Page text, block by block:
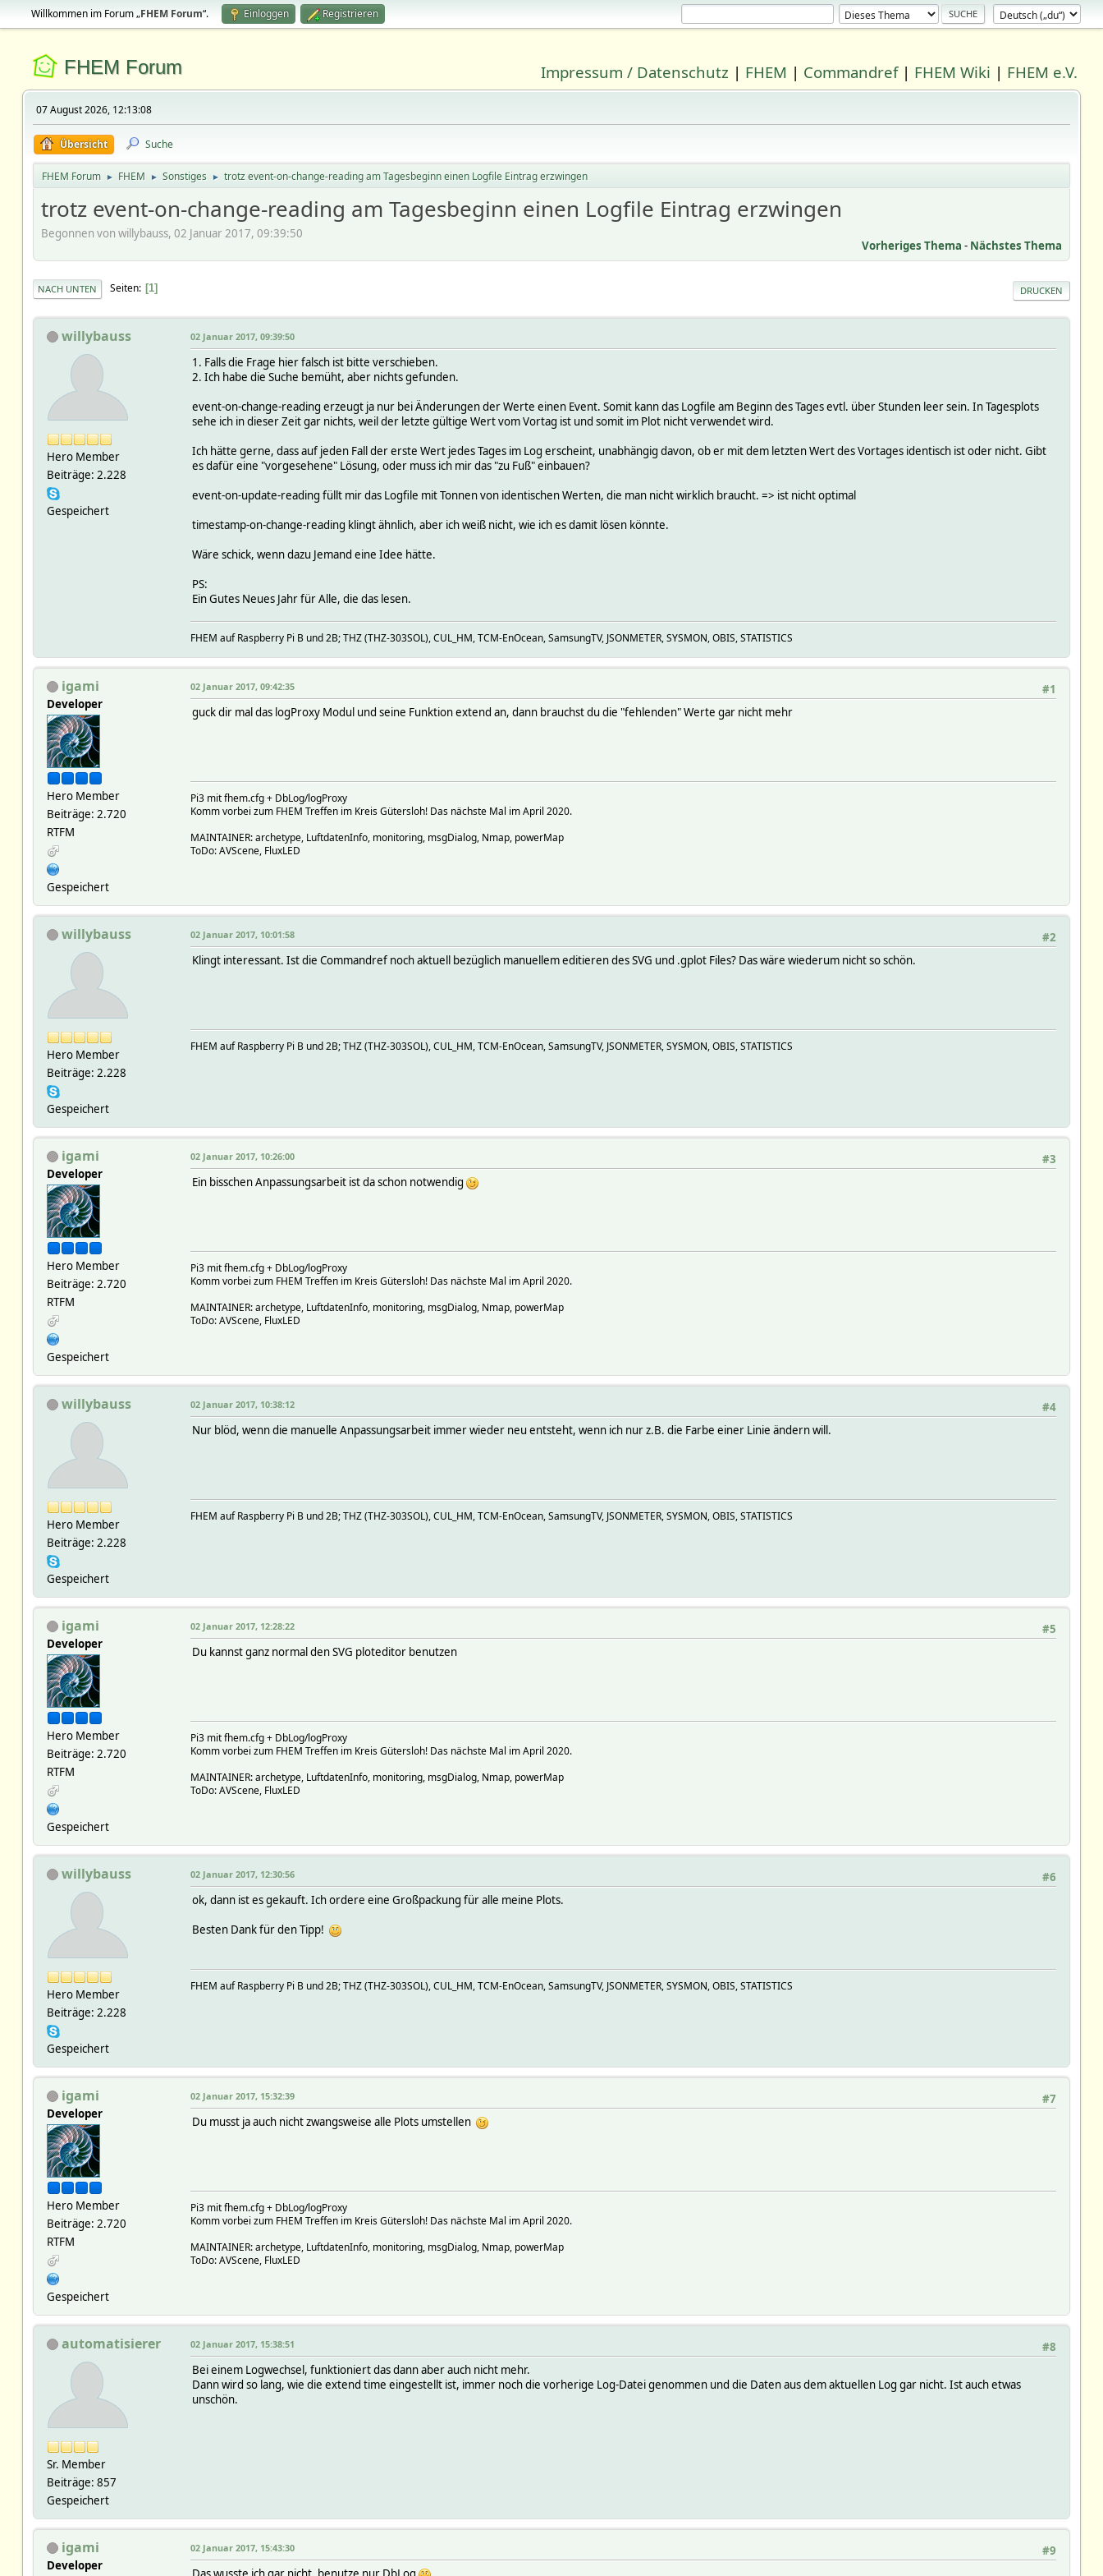
Willkommen im Forum „FHEM Forum“. Einloggen Registrieren
FHEM Forum Impressum / Datenschutz | FHEM | Commandref| FHEM Wiki | FHEM e.V.
07 August 2026, 12:13:08
Übersicht Suche
FHEM Forum ► FHEM ► Sonstiges ► trotz event-on-change-reading am Tagesbeginn einen Logfile Eintrag erzwingen
trotz event-on-change-reading am Tagesbeginn einen Logfile Eintrag erzwingen
Begonnen von willybauss, 02 Januar 2017, 09:39:50
Vorheriges Thema - Nächstes Thema
DRUCKEN
NACH UNTEN Seiten 1
willybauss
Hero Member
Beiträge: 2.228
Gespeichert
02 Januar 2017, 09:39:50
1. Falls die Frage hier falsch ist bitte verschieben.
2. Ich habe die Suche bemüht, aber nichts gefunden.
event-on-change-reading erzeugt ja nur bei Änderungen der Werte einen Event. Somit kann das Logfile am Beginn des Tages evtl. über Stunden leer sein. In Tagesplots
sehe ich in dieser Zeit gar nichts, weil der letzte gültige Wert vom Vortag ist und somit im Plot nicht verwendet wird.
Ich hätte gerne, dass auf jeden Fall der erste Wert jedes Tages im Log erscheint, unabhängig davon, ob er mit dem letzten Wert des Vortages identisch ist oder nicht. Gibt
es dafür eine "vorgesehene" Lösung, oder muss ich mir das "zu Fuß" einbauen?
event-on-update-reading füllt mir das Logfile mit Tonnen von identischen Werten, die man nicht wirklich braucht. => ist nicht optimal
timestamp-on-change-reading klingt ähnlich, aber ich weiß nicht, wie ich es damit lösen könnte.
Wäre schick, wenn dazu Jemand eine Idee hätte.
PS:
Ein Gutes Neues Jahr für Alle, die das lesen.
FHEM auf Raspberry Pi B und 2B; THZ (THZ-303SOL), CUL_HM, TCM-EnOcean, SamsungTV, JSONMETER, SYSMON, OBIS, STATISTICS
igami
Developer
Hero Member
Beiträge: 2.720
RTFM
Gespeichert
#1
02 Januar 2017, 09:42:35
guck dir mal das logProxy Modul und seine Funktion extend an, dann brauchst du die "fehlenden" Werte gar nicht mehr
Pi3 mit fhem.cfg + DbLog/logProxy
Komm vorbei zum FHEM Treffen im Kreis Gütersloh! Das nächste Mal im April 2020.
MAINTAINER: archetype, LuftdatenInfo, monitoring, msgDialog, Nmap, powerMap
ToDo: AVScene, FluxLED
willybauss
Hero Member
Beiträge: 2.228
Gespeichert
#2
02 Januar 2017, 10:01:58
Klingt interessant. Ist die Commandref noch aktuell bezüglich manuellem editieren des SVG und .gplot Files? Das wäre wiederum nicht so schön.
FHEM auf Raspberry Pi B und 2B; THZ (THZ-303SOL), CUL_HM, TCM-EnOcean, SamsungTV, JSONMETER, SYSMON, OBIS, STATISTICS
igami
Developer
Hero Member
Beiträge: 2.720
RTFM
Gespeichert
#3
02 Januar 2017, 10:26:00
Ein bisschen Anpassungsarbeit ist da schon notwendig
Pi3 mit fhem.cfg + DbLog/logProxy
Komm vorbei zum FHEM Treffen im Kreis Gütersloh! Das nächste Mal im April 2020.
MAINTAINER: archetype, LuftdatenInfo, monitoring, msgDialog, Nmap, powerMap
ToDo: AVScene, FluxLED
willybauss
Hero Member
Beiträge: 2.228
Gespeichert
#4
02 Januar 2017, 10:38:12
Nur blöd, wenn die manuelle Anpassungsarbeit immer wieder neu entsteht, wenn ich nur z.B. die Farbe einer Linie ändern will.
FHEM auf Raspberry Pi B und 2B; THZ (THZ-303SOL), CUL_HM, TCM-EnOcean, SamsungTV, JSONMETER, SYSMON, OBIS, STATISTICS
igami
Developer
Hero Member
Beiträge: 2.720
RTFM
Gespeichert
#5
02 Januar 2017, 12:28:22
Du kannst ganz normal den SVG ploteditor benutzen
Pi3 mit fhem.cfg + DbLog/logProxy
Komm vorbei zum FHEM Treffen im Kreis Gütersloh! Das nächste Mal im April 2020.
MAINTAINER: archetype, LuftdatenInfo, monitoring, msgDialog, Nmap, powerMap
ToDo: AVScene, FluxLED
willybauss
Hero Member
Beiträge: 2.228
Gespeichert
#6
02 Januar 2017, 12:30:56
ok, dann ist es gekauft. Ich ordere eine Großpackung für alle meine Plots.
Besten Dank für den Tipp!
FHEM auf Raspberry Pi B und 2B; THZ (THZ-303SOL), CUL_HM, TCM-EnOcean, SamsungTV, JSONMETER, SYSMON, OBIS, STATISTICS
igami
Developer
Hero Member
Beiträge: 2.720
RTFM
Gespeichert
#7
02 Januar 2017, 15:32:39
Du musst ja auch nicht zwangsweise alle Plots umstellen
Pi3 mit fhem.cfg + DbLog/logProxy
Komm vorbei zum FHEM Treffen im Kreis Gütersloh! Das nächste Mal im April 2020.
MAINTAINER: archetype, LuftdatenInfo, monitoring, msgDialog, Nmap, powerMap
ToDo: AVScene, FluxLED
automatisierer
Sr. Member
Beiträge: 857
Gespeichert
#8
02 Januar 2017, 15:38:51
Bei einem Logwechsel, funktioniert das dann aber auch nicht mehr.
Dann wird so lang, wie die extend time eingestellt ist, immer noch die vorherige Log-Datei genommen und die Daten aus dem aktuellen Log gar nicht. Ist auch etwas
unschön.
igami
Developer
#9
02 Januar 2017, 15:43:30